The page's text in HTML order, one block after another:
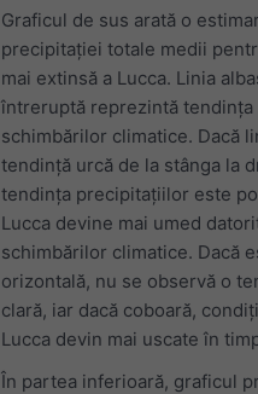
Graficul de sus arată o
precipitației totale medii
mai extinsă a Lucca. Linia
întreruptă reprezintă tendința
schimbărilor climatice. Dacă
tendință urcă de la stânga la
tendința precipitațiilor este
Lucca devine mai umed
schimbărilor climatice. Dacă
orizontală, nu se observă o
clară, iar dacă coboară,
Lucca devin mai uscate în
În partea inferioară, graficul